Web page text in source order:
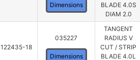
Dimensions
BLADE 4.0S
DIAM 2.0
122435-18
035227
Dimensions
TANGENT
RADIUS V
CUT / STRIP
BLADE 4.0L